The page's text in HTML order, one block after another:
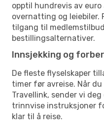
opptil hundrevis av euro
overnatting og leiebiler.
tilgang til
bestillingsalternativer.
Innsjekking og
De fleste flyselskaper
timer før avreise. Når
Travellink, sender vi
trinnvise instruksjoner
klar til å reise.